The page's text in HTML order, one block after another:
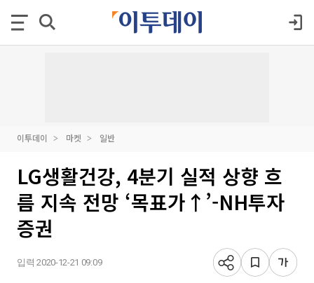
이투데이 마켓 일반
LG생활건강, 4분기 실적 상향 흐
름 지속 전망 ‘목표가↑’-NH투자
증권
입력 2020-12-21 09:09